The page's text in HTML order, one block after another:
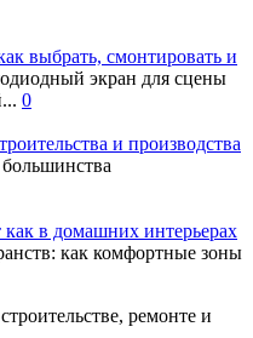
выбрать, смонтировать и
экран для сцены
0
и производства
в домашних интерьерах
как комфортные зоны
ремонте и